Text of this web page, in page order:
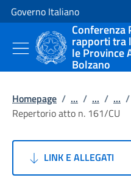
Vai al contenuto
Vai alla navigazione del sito
Governo Italiano
Conferenza
rapporti tra
le Province
Bolzano
Homepage / ... / ... / ... /
Repertorio atto n. 161/CU
LINK E ALLEGATI